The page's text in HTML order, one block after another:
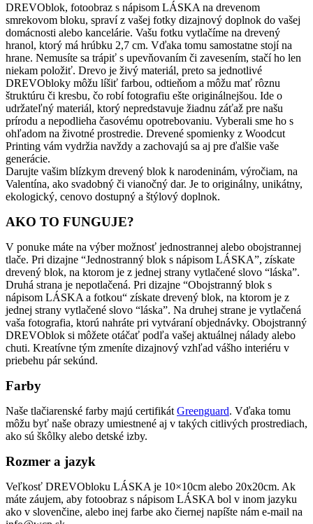
DREVOblok, fotoobraz s nápisom LÁSKA na drevenom
smrekovom bloku, spraví z vašej fotky dizajnový doplnok do vašej
domácnosti alebo kancelárie. Vašu fotku vytlačíme na drevený
hranol, ktorý má hrúbku 2,7 cm. Vďaka tomu samostatne stojí na
hrane. Nemusíte sa trápiť s upevňovaním či zavesením, stačí ho len
niekam položiť. Drevo je živý materiál, preto sa jednotlivé
DREVObloky môžu líšiť farbou, odtieňom a môžu mať rôznu
štruktúru či kresbu, čo robí fotografiu ešte originálnejšou. Ide o
udržateľný materiál, ktorý nepredstavuje žiadnu záťaž pre našu
prírodu a nepodlieha časovému opotrebovaniu. Vyberali sme ho s
ohľadom na životné prostredie. Drevené spomienky z Woodcut
Printing vám vydržia navždy a zachovajú sa aj pre ďalšie vaše
generácie.
Darujte vašim blízkym drevený blok k narodeninám, výročiam, na
Valentína, ako svadobný či vianočný dar. Je to originálny, unikátny,
ekologický, cenovo dostupný a štýlový doplnok.
AKO TO FUNGUJE?
V ponuke máte na výber možnosť jednostrannej alebo obojstrannej
tlače. Pri dizajne “Jednostranný blok s nápisom LÁSKA”, získate
drevený blok, na ktorom je z jednej strany vytlačené slovo “láska”.
Druhá strana je nepotlačená. Pri dizajne “Obojstranný blok s
nápisom LÁSKA a fotkou“ získate drevený blok, na ktorom je z
jednej strany vytlačené slovo “láska”. Na druhej strane je vytlačená
vaša fotografia, ktorú nahráte pri vytváraní objednávky. Obojstranný
DREVOblok si môžete otáčať podľa vašej aktuálnej nálady alebo
chuti. Kreatívne tým zmeníte dizajnový vzhľad vášho interiéru v
priebehu pár sekúnd.
Farby
Naše tlačiarenské farby majú certifikát Greenguard. Vďaka tomu
môžu byť naše obrazy umiestnené aj v takých citlivých prostrediach,
ako sú škôlky alebo detské izby.
Rozmer a jazyk
Veľkosť DREVObloku LÁSKA je 10×10cm alebo 20x20cm. Ak
máte záujem, aby fotoobraz s nápisom LÁSKA bol v inom jazyku
ako v slovenčine, alebo inej farbe ako čiernej napíšte nám e-mail na